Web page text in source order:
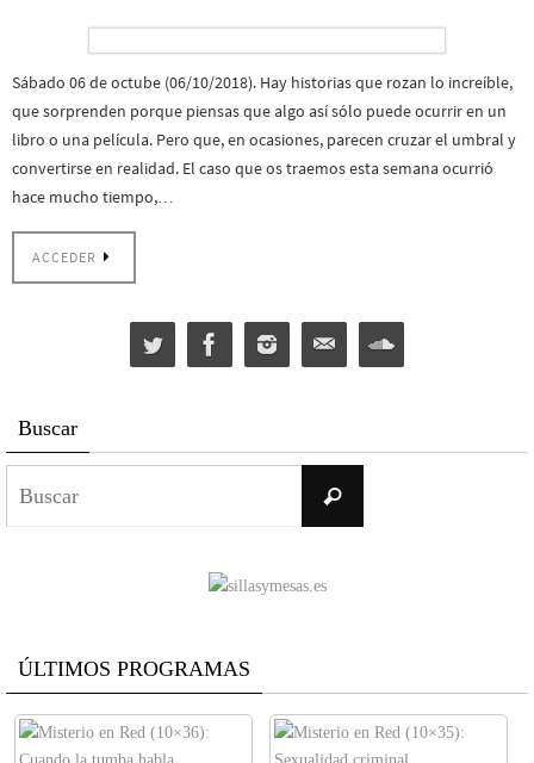
Sábado 06 de octube (06/10/2018). Hay historias que rozan lo increíble,
que sorprenden porque piensas que algo así sólo puede ocurrir en un
libro o una película. Pero que, en ocasiones, parecen cruzar el umbral y
convertirse en realidad. El caso que os traemos esta semana ocurrió
hace mucho tiempo,…
ACCEDER
Buscar
Buscar
ÚLTIMOS PROGRAMAS